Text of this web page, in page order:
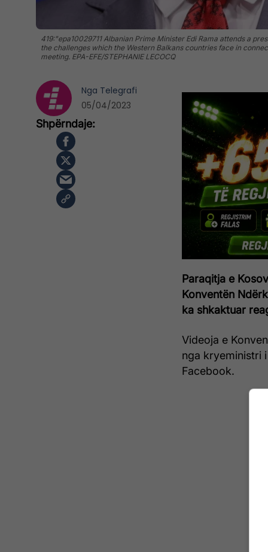
419:"epa10029711 Albanian Prime Minister Edi Rama attends a
the challenges which the Western Balkans countries face in
meeting. EPA-EFE/STEPHANIE LECOCQ
Paraqitja e
Konventën
ka shkaktuar
Videoja e
nga kryeministri
Facebook.
Nga Telegrafi
05/04/2023